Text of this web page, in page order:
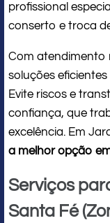
profissional
conserto e troca
Com atendimento
soluções
Evite riscos e
confiança, que
excelência. Em
a melhor opção
Serviços
Santa Fé